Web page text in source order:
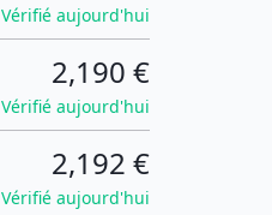
Vérifié aujourd'hui
2,190 €
Vérifié aujourd'hui
2,192 €
Vérifié aujourd'hui